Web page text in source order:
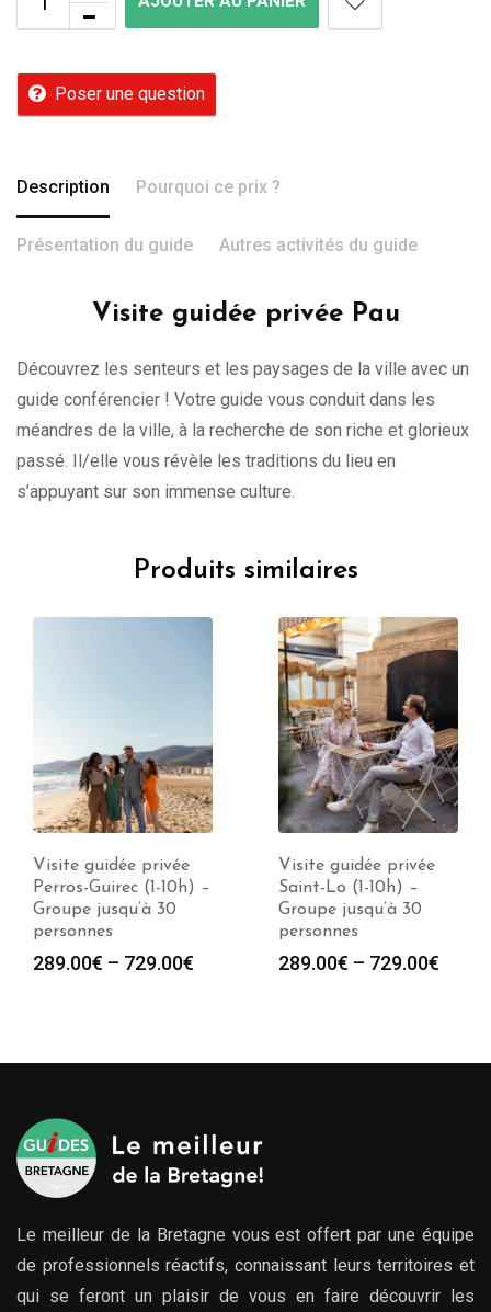
Poser une question
Description Pourquoi ce prix ?
Présentation du guide Autres activités du guide
Visite guidée privée Pau
Découvrez les senteurs et les paysages de la ville avec un
guide conférencier ! Votre guide vous conduit dans les
méandres de la ville, à la recherche de son riche et glorieux
passé. Il/elle vous révèle les traditions du lieu en
s’appuyant sur son immense culture.
Produits similaires
Visite guidée privée
Perros-Guirec (1-10h) –
Groupe jusqu’à 30
personnes
289.00€ – 729.00€
Visite guidée privée
Saint-Lo (1-10h) –
Groupe jusqu’à 30
personnes
289.00€ – 729.00€
Le meilleur de la Bretagne vous est offert par une équipe
de professionnels réactifs, connaissant leurs territoires et
qui se feront un plaisir de vous en faire découvrir les